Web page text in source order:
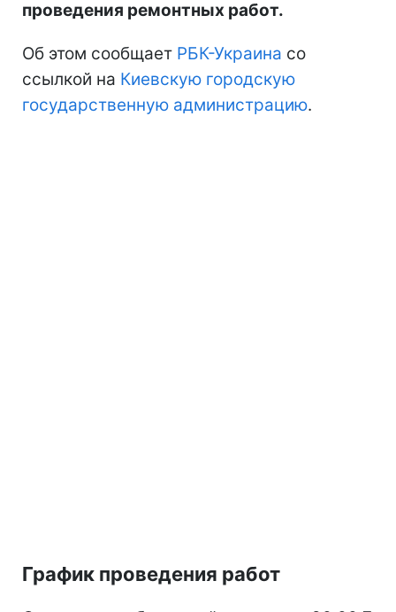
проведения ремонтных работ.
Об этом сообщает РБК-Украина со
ссылкой на Киевскую городскую
государственную администрацию.
График проведения работ